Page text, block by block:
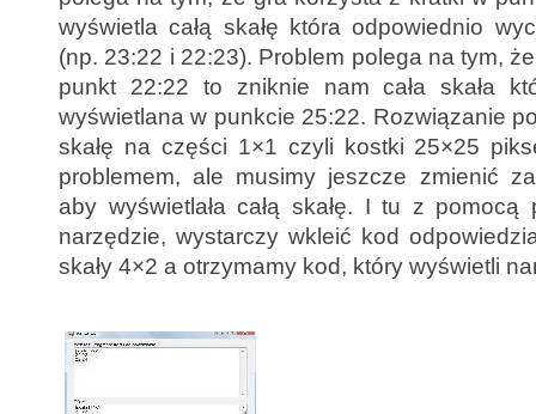
wyświetla całą skałę która odpowiednio
(np. 23:22 i 22:23). Problem polega na tym,
punkt 22:22 to zniknie nam cała skała
wyświetlana w punkcie 25:22. Rozwiązanie
skałę na części 1×1 czyli kostki 25×25
problemem, ale musimy jeszcze zmienić
aby wyświetlała całą skałę. I tu z pomocą
narzędzie, wystarczy wkleić kod
skały 4×2 a otrzymamy kod, który wyświetli